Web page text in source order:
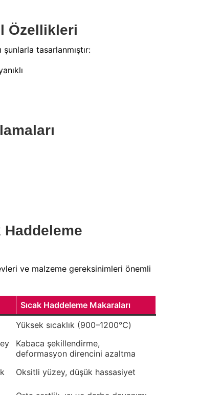
Özellikleri
tasarlanmıştır:
Haddeleme
ve malzeme gereksinimleri önemli
Sıcak Haddeleme Makaraları
Yüksek sıcaklık (900–1200℃)
Kabaca şekillendirme,
deformasyon direncini azaltma
Oksitli yüzey, düşük hassasiyet